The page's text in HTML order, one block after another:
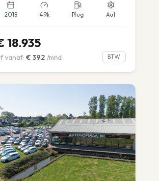
2018 49k Plug Aut
18.935
vanaf: € 392 /mnd BTW